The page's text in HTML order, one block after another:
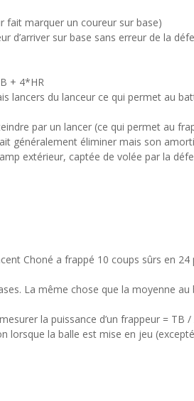
fait marquer un coureur sur base)
sur base sans erreur de la
+ 4*HR
lancers du lanceur ce qui permet au
par un lancer (ce qui permet au
généralement éliminer mais son
extérieur, captée de volée par la
Choné a frappé 10 coups sûrs en
La même chose que la moyenne
la puissance d’un frappeur = TB /
lorsque la balle est mise en jeu